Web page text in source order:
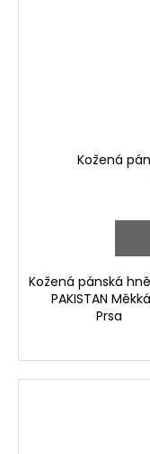
Kožená
Kožená pánská
PAKISTAN
Prsa